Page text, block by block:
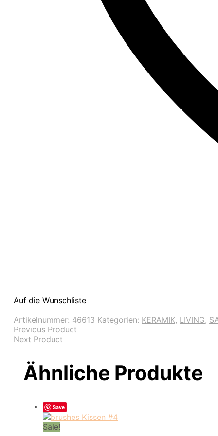
Auf die Wunschliste
Artikelnummer: 46613 Kategorien: KERAMIK, LIVING,
Previous Product
Next Product
Ähnliche Produkte
Save
Sale!